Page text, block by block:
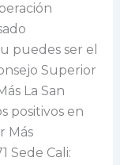
puedes ser el
Superior
La San
positivos en
Más
Sede Cali: